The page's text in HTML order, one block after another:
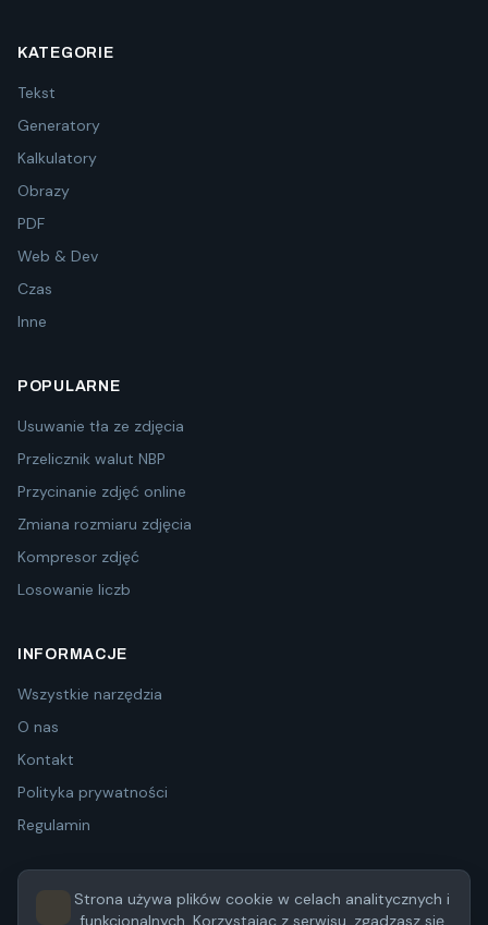
KATEGORIE
Tekst
Generatory
Kalkulatory
Obrazy
PDF
Web & Dev
Czas
Inne
POPULARNE
Usuwanie tła ze zdjęcia
Przelicznik walut NBP
Przycinanie zdjęć online
Zmiana rozmiaru zdjęcia
Kompresor zdjęć
Losowanie liczb
INFORMACJE
Wszystkie narzędzia
O nas
Kontakt
Polityka prywatności
Regulamin
Strona używa plików cookie w celach analitycznych i
funkcjonalnych. Korzystając z serwisu, zgadzasz się